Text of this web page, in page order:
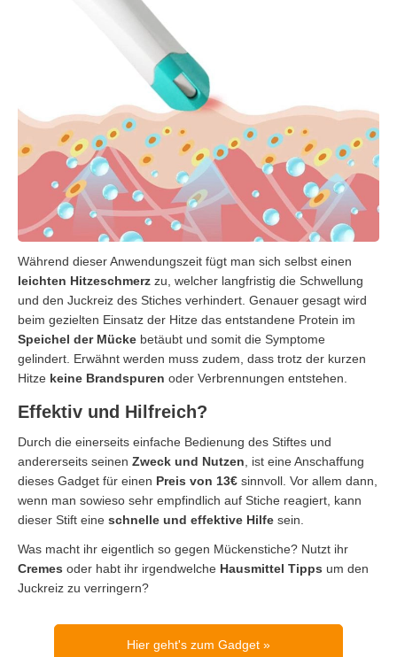
Während dieser Anwendungszeit fügt man sich selbst einen
leichten Hitzeschmerz zu, welcher langfristig die Schwellung
und den Juckreiz des Stiches verhindert. Genauer gesagt wird
beim gezielten Einsatz der Hitze das entstandene Protein im
Speichel der Mücke betäubt und somit die Symptome
gelindert. Erwähnt werden muss zudem, dass trotz der kurzen
Hitze keine Brandspuren oder Verbrennungen entstehen.
Effektiv und Hilfreich?
Durch die einerseits einfache Bedienung des Stiftes und
andererseits seinen Zweck und Nutzen , ist eine Anschaffung
dieses Gadget für einen Preis von 13€ sinnvoll. Vor allem dann,
wenn man sowieso sehr empfindlich auf Stiche reagiert, kann
dieser Stift eine schnelle und effektive Hilfe sein.
Was macht ihr eigentlich so gegen Mückenstiche? Nutzt ihr
Cremes oder habt ihr irgendwelche Hausmittel Tipps um den
Juckreiz zu verringern?
Hier geht's zum Gadget